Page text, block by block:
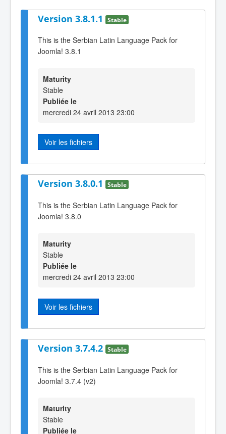
Version 3.8.1.1 Stable
This is the Serbian Latin Language Pack for
Joomla! 3.8.1
Maturity
Stable
Publiée le
mercredi 24 avril 2013 23:00
Voir les fichiers
Version 3.8.0.1 Stable
This is the Serbian Latin Language Pack for
Joomla! 3.8.0
Maturity
Stable
Publiée le
mercredi 24 avril 2013 23:00
Voir les fichiers
Version 3.7.4.2 Stable
This is the Serbian Latin Language Pack for
Joomla! 3.7.4 (v2)
Maturity
Stable
Publiée le